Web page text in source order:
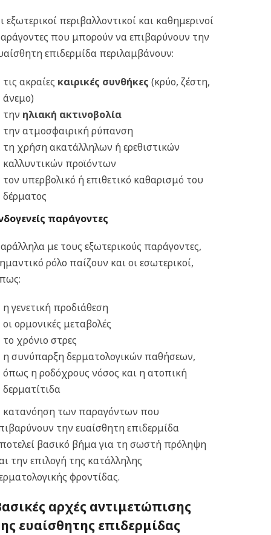
εξωτερικοί περιβαλλοντικοί και καθημερινοί
που μπορούν να επιβαρύνουν την
επιδερμίδα περιλαμβάνουν:
τις ακραίες καιρικές συνθήκες (κρύο, ζέστη,
άνεμο)
την ηλιακή ακτινοβολία
την ατμοσφαιρική ρύπανση
τη χρήση ακατάλληλων ή ερεθιστικών
καλλυντικών προϊόντων
τον υπερβολικό ή επιθετικό καθαρισμό του
δέρματος
παράγοντες
με τους εξωτερικούς παράγοντες,
ρόλο παίζουν και οι εσωτερικοί,
η γενετική προδιάθεση
οι ορμονικές μεταβολές
το χρόνιο στρες
η συνύπαρξη δερματολογικών παθήσεων,
όπως η ροδόχρους νόσος και η ατοπική
δερματίτιδα
κατανόηση των παραγόντων που
την ευαίσθητη επιδερμίδα
βασικό βήμα για τη σωστή πρόληψη
την επιλογή της κατάλληλης
φροντίδας.
αρχές αντιμετώπισης
ευαίσθητης επιδερμίδας